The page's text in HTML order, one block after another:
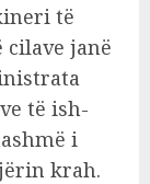
të
janë
të ish-
i
krah.